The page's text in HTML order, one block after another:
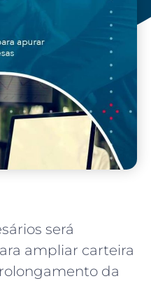
será
ampliar carteira
da